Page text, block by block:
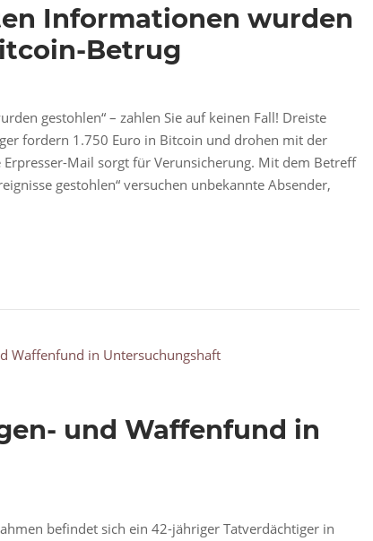
Informationen wurden
Betrug
gestohlen“ – zahlen Sie auf keinen Fall! Dreiste
fordern 1.750 Euro in Bitcoin und drohen mit der
Mail sorgt für Verunsicherung. Mit dem Betreff
gestohlen“ versuchen unbekannte Absender,
und Waffenfund in
befindet sich ein 42-jähriger Tatverdächtiger in